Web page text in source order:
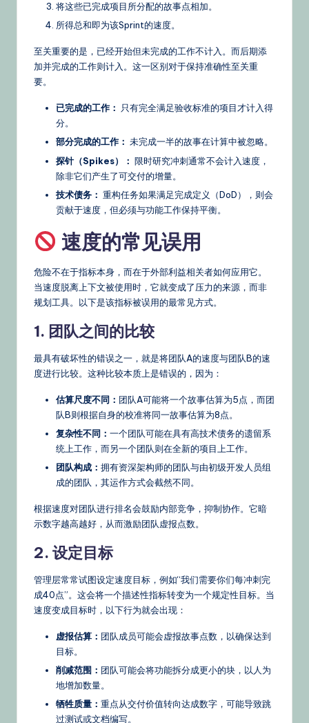
将这些已完成项目所分配的故事点相加。
所得总和即为该Sprint的速度。
至关重要的是，已经开始但未完成的工作不计入。而后期添
加并完成的工作则计入。这一区别对于保持准确性至关重
要。
已完成的工作： 只有完全满足验收标准的项目才计入得
分。
部分完成的工作： 未完成一半的故事在计算中被忽略。
探针（Spikes）： 限时研究冲刺通常不会计入速度，
除非它们产生了可交付的增量。
技术债务： 重构任务如果满足完成定义（DoD），则会
贡献于速度，但必须与功能工作保持平衡。
速度的常见误用
危险不在于指标本身，而在于外部利益相关者如何应用它。
当速度脱离上下文被使用时，它就变成了压力的来源，而非
规划工具。以下是该指标被误用的最常见方式。
1. 团队之间的比较
最具有破坏性的错误之一，就是将团队A的速度与团队B的速
度进行比较。这种比较本质上是错误的，因为：
估算尺度不同： 团队A可能将一个故事估算为5点，而团
队B则根据自身的校准将同一故事估算为8点。
复杂性不同： 一个团队可能在具有高技术债务的遗留系
统上工作，而另一个团队则在全新的项目上工作。
团队构成： 拥有资深架构师的团队与由初级开发人员组
成的团队，其运作方式会截然不同。
根据速度对团队进行排名会鼓励内部竞争，抑制协作。它暗
示数字越高越好，从而激励团队虚报点数。
2. 设定目标
管理层常常试图设定速度目标，例如“我们需要你们每冲刺完
成40点”。这会将一个描述性指标转变为一个规定性目标。当
速度变成目标时，以下行为就会出现：
虚报估算： 团队成员可能会虚报故事点数，以确保达到
目标。
削减范围： 团队可能会将功能拆分成更小的块，以人为
地增加数量。
牺牲质量： 重点从交付价值转向达成数字，可能导致跳
过测试或文档编写。